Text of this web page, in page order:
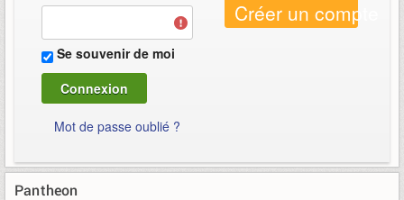
Se souvenir de moi
Mot de passe oublié ?
Créer un compte
Pantheon